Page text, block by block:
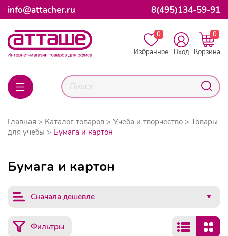
info@attacher.ru 8(495)134-59-91
0
Избранное
Вход
0
Корзина
Главная Каталог товаров Учеба и творчество
Товары
для учебы
Бумага и картон
Бумага и картон
Сначала дешевле
Фильтры